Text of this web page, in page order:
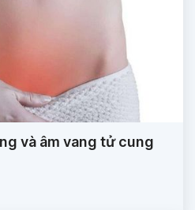
và âm vang tử cung